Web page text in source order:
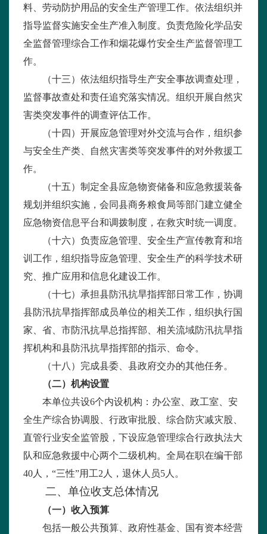
料、劳动防护用品的安全生产管理工作。依法组织并
指导监督实施安全生产准入制度。负责危险化学品安
全监督管理综合工作和烟花爆竹安全生产监督管理工
作。
（十三）依法组织指导生产安全事故调查处理，
监督事故查处和责任追究落实情况。组织开展自然灾
害类突发事件的调查评估工作。
（十四）开展应急管理对外交流与合作，组织参
与安全生产类、自然灾害类等突发事件的对外救援工
作。
（十五）制定全县应急物资储备和应急救援装备
规划并组织实施，会同县商务粮食局等部门建立健全
应急物资信息平台和调拨制度，在救灾时统一调度。
（十六）负责应急管理、安全生产宣传教育和培
训工作，组织指导应急管理、安全生产的科学技术研
究、推广应用和信息化建设工作。
（十七）承担县防汛抗旱指挥部日常工作，协调
县防汛抗旱指挥部成员单位的相关工作，组织执行国
家、省、市防汛抗旱总指挥部、相关流域防汛抗旱指
挥机构和县防汛抗旱指挥部的指示、命令。
（十八）完成县委、县政府交办的其他任务。
（二）机构设置
本单位共设6个内设机构：办公室、政工室、安
全生产综合协调股、行政审批股、综合防灾减灾股、
直管行业安全监管股，下设应急管理综合行政执法大
队和应急救援中心两个二级机构。全局在职在编干部
40 人，“三性”用工2 人，退休人员5 人。
二、单位收支总体情况
（一）收入预算
包括一般公共预算、政府性基金、国有资本经营